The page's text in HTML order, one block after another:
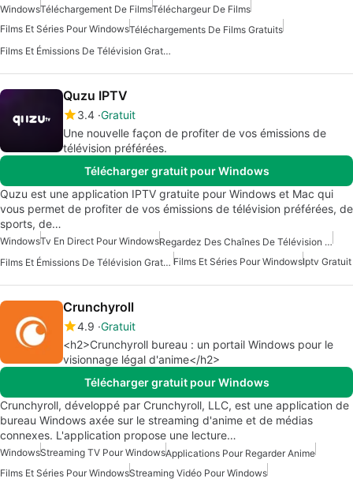
WindowsTéléchargement De FilmsTéléchargeur De Films
Films Et Séries Pour WindowsTéléchargements De Films Gratuits
Films Et Émissions De Télévision Gratuits Pour Windows
Quzu IPTV
3.4 Gratuit
Une nouvelle façon de profiter de vos émissions de
télévision préférées.
Télécharger gratuit pour Windows
Quzu est une application IPTV gratuite pour Windows et Mac qui
vous permet de profiter de vos émissions de télévision préférées, de
sports, de…
WindowsTv En Direct Pour Windows
Regardez Des Chaînes De Télévision Gratuites Pour Windows
Films Et Émissions De Télévision Gratuits Pour Windows Films Et Séries Pour WindowsIptv Gratuit
Crunchyroll
4.9 Gratuit
<h2>Crunchyroll bureau : un portail Windows pour le
visionnage légal d'anime</h2>
Télécharger gratuit pour Windows
Crunchyroll, développé par Crunchyroll, LLC, est une application de
bureau Windows axée sur le streaming d'anime et de médias
connexes. L'application propose une lecture…
WindowsStreaming TV Pour WindowsApplications Pour Regarder Anime
Films Et Séries Pour WindowsStreaming Vidéo Pour Windows